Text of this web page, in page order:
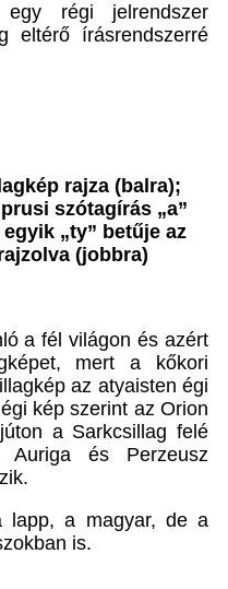
egy régi jelrendszer
eltérő írásrendszerré
rajza (balra);
szótagírás „a”
„ty” betűje az
(jobbra)
a fél világon és azért
mert a kőkori
az atyaisten égi
kép szerint az Orion
a Sarkcsillag felé
Auriga és Perzeusz
lapp, a magyar, de a
is.